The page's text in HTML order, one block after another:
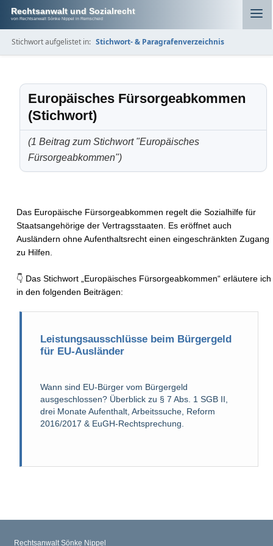
Rechtsanwalt und Sozialrecht
von Rechtsanwalt Sönke Nippel in Remscheid
Stichwort aufgelistet in: Stichwort- & Paragrafenverzeichnis
Europäisches Fürsorgeabkommen
(Stichwort)
(1 Beitrag zum Stichwort "Europäisches
Fürsorgeabkommen")
Das Europäische Fürsorgeabkommen regelt die Sozialhilfe für
Staatsangehörige der Vertragsstaaten. Es eröffnet auch
Ausländern ohne Aufenthaltsrecht einen eingeschränkten Zugang
zu Hilfen.
👇 Das Stichwort „Europäisches Fürsorgeabkommen“ erläutere ich
in den folgenden Beiträgen:
Leistungsausschlüsse beim Bürgergeld
für EU-Ausländer
Wann sind EU-Bürger vom Bürgergeld
ausgeschlossen? Überblick zu § 7 Abs. 1 SGB II,
drei Monate Aufenthalt, Arbeitssuche, Reform
2016/2017 & EuGH-Rechtsprechung.
Rechtsanwalt Sönke Nippel